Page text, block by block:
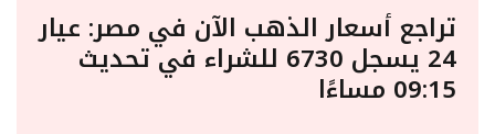
تراجع أسعار الذهب الآن في مصر: عيار
24 يسجل 6730 للشراء في تحديث
09:15 مساءًا